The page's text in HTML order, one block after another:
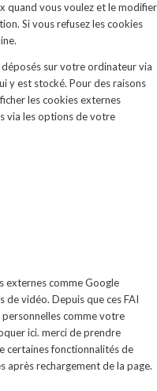
quand vous voulez et le modifier
Si vous refusez les cookies
sur votre ordinateur via
y est stocké. Pour des raisons
les cookies externes
via les options de votre
externes comme Google
vidéo. Depuis que ces FAI
comme votre
ici. merci de prendre
certaines fonctionnalités de
après rechargement de la page.